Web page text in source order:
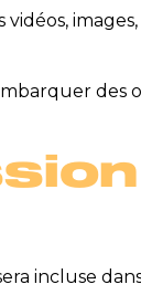
des
incluse